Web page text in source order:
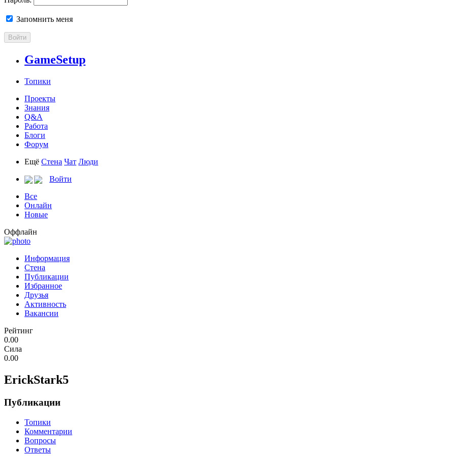
Запомнить меня
Войти
GameSetup
Топики
Проекты
Знания
Q&A
Работа
Блоги
Форум
Ещё Стена Чат Люди
Войти
Все
Онлайн
Новые
Оффлайн
Информация
Стена
Публикации
Избранное
Друзья
Активность
Вакансии
Рейтинг
0.00
Сила
0.00
ErickStark5
Публикации
Топики
Комментарии
Вопросы
Ответы